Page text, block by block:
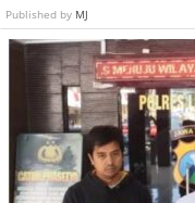
Published by MJ